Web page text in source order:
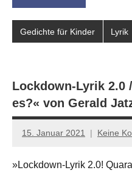
Gedichte für Kinder Lyrik
Lockdown-Lyrik 2.0
es?« von Gerald
15. Januar 2021
Anton
Leitner
Keine
»Lockdown-Lyrik 2.0!